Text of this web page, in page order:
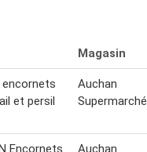
Magasin
encornets
et persil
Auchan
Supermarché
Encornets
Auchan